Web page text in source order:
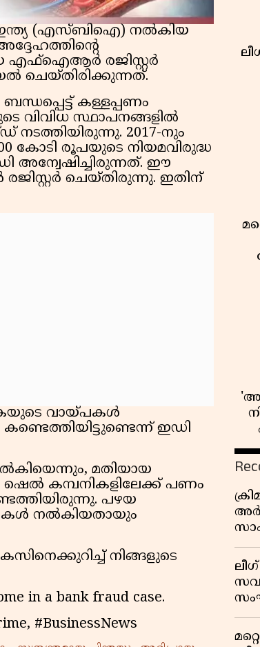
ഇന്ത്യ (എസ്ബിഐ) നൽകിയ
എഫ്ഐആർ രജിസ്റ്റർ
കള്ളപ്പണം
വിവിധ സ്ഥാപനങ്ങളിൽ
2017-നും
കോടി രൂപയുടെ നിയമവിരുദ്ധ
അന്വേഷിച്ചിരുന്നത്. ഈ
ചെയ്തിരുന്നു. ഇതിന്
വായ്പകൾ
ഇഡി
മതിയായ
ഷെൽ കമ്പനികളിലേക്ക് പണം
പഴയ
നൽകിയതായും
നിങ്ങളുടെ
in a bank fraud case.
#BusinessNews